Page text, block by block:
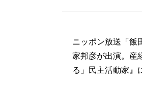
ニッポン放送「飯
家邦彦が出演。産
る」民主活動家』